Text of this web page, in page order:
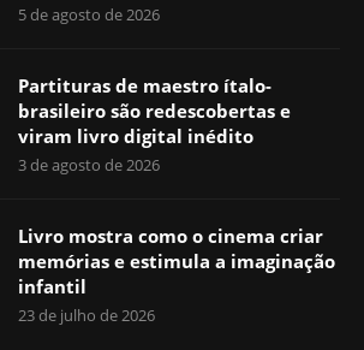
5 de agosto de 2026
Partituras de maestro ítalo-
brasileiro são redescobertas e
viram livro digital inédito
3 de agosto de 2026
Livro mostra como o cinema criar
memórias e estimula a imaginação
infantil
23 de julho de 2026